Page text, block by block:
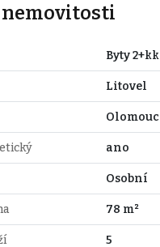
nemovitosti
Byty 2+kk
Litovel
Olomouc
ano
Osobní
78 m²
5